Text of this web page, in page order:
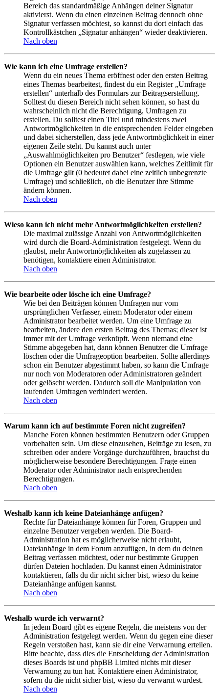
Bereich das standardmäßige Anhängen deiner Signatur
aktivierst. Wenn du einen einzelnen Beitrag dennoch ohne
Signatur verfassen möchtest, so kannst du dort einfach das
Kontrollkästchen „Signatur anhängen“ wieder deaktivieren.
Nach oben
Wie kann ich eine Umfrage erstellen?
Wenn du ein neues Thema eröffnest oder den ersten Beitrag
eines Themas bearbeitest, findest du ein Register „Umfrage
erstellen“ unterhalb des Formulars zur Beitragserstellung.
Solltest du diesen Bereich nicht sehen können, so hast du
wahrscheinlich nicht die Berechtigung, Umfragen zu
erstellen. Du solltest einen Titel und mindestens zwei
Antwortmöglichkeiten in die entsprechenden Felder eingeben
und dabei sicherstellen, dass jede Antwortmöglichkeit in einer
eigenen Zeile steht. Du kannst auch unter
„Auswahlmöglichkeiten pro Benutzer“ festlegen, wie viele
Optionen ein Benutzer auswählen kann, welches Zeitlimit für
die Umfrage gilt (0 bedeutet dabei eine zeitlich unbegrenzte
Umfrage) und schließlich, ob die Benutzer ihre Stimme
ändern können.
Nach oben
Wieso kann ich nicht mehr Antwortmöglichkeiten erstellen?
Die maximal zulässige Anzahl von Antwortmöglichkeiten
wird durch die Board-Administration festgelegt. Wenn du
glaubst, mehr Antwortmöglichkeiten als zugelassen zu
benötigen, kontaktiere einen Administrator.
Nach oben
Wie bearbeite oder lösche ich eine Umfrage?
Wie bei den Beiträgen können Umfragen nur vom
ursprünglichen Verfasser, einem Moderator oder einem
Administrator bearbeitet werden. Um eine Umfrage zu
bearbeiten, ändere den ersten Beitrag des Themas; dieser ist
immer mit der Umfrage verknüpft. Wenn niemand eine
Stimme abgegeben hat, dann können Benutzer die Umfrage
löschen oder die Umfrageoption bearbeiten. Sollte allerdings
schon ein Benutzer abgestimmt haben, so kann die Umfrage
nur noch von Moderatoren oder Administratoren geändert
oder gelöscht werden. Dadurch soll die Manipulation von
laufenden Umfragen verhindert werden.
Nach oben
Warum kann ich auf bestimmte Foren nicht zugreifen?
Manche Foren können bestimmten Benutzern oder Gruppen
vorbehalten sein. Um diese einzusehen, Beiträge zu lesen, zu
schreiben oder andere Vorgänge durchzuführen, brauchst du
möglicherweise besondere Berechtigungen. Frage einen
Moderator oder Administrator nach entsprechenden
Berechtigungen.
Nach oben
Weshalb kann ich keine Dateianhänge anfügen?
Rechte für Dateianhänge können für Foren, Gruppen und
einzelne Benutzer vergeben werden. Die Board-
Administration hat es möglicherweise nicht erlaubt,
Dateianhänge in dem Forum anzufügen, in dem du deinen
Beitrag verfassen möchtest, oder nur bestimmte Gruppen
dürfen Dateien hochladen. Du kannst einen Administrator
kontaktieren, falls du dir nicht sicher bist, wieso du keine
Dateianhänge anfügen kannst.
Nach oben
Weshalb wurde ich verwarnt?
In jedem Board gibt es eigene Regeln, die meistens von der
Administration festgelegt werden. Wenn du gegen eine dieser
Regeln verstoßen hast, kann sie dir eine Verwarnung erteilen.
Bitte beachte, dass dies die Entscheidung der Administration
dieses Boards ist und phpBB Limited nichts mit dieser
Verwarnung zu tun hat. Kontaktiere einen Administrator,
sofern du die nicht sicher bist, wieso du verwarnt wurdest.
Nach oben